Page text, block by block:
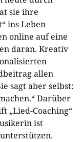
sie ihre
ins Leben
online auf eine
daran. Kreativ
allen
sagt aber selbst:
Darüber
„Lied-Coaching“
ist